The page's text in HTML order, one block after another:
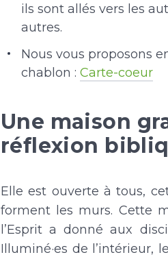
ils sont allés vers les
autres.
Nous vous proposons
chablon : Carte-coeur
Une maison
réflexion
Elle est ouverte à tous,
forment les murs. Cette
l’Esprit a donné aux
Illuminé·es de l’intérieur,